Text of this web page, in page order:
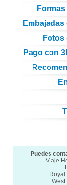
Embajadas
Fotos
Pago con
Puedes
Viaje
Royal
West